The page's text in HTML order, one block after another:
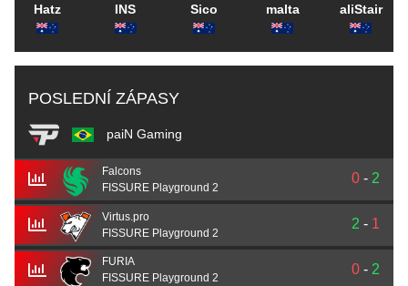
Hatz INS Sico malta aliStair
POSLEDNÍ ZÁPASY
paiN Gaming
Falcons
FISSURE Playground 2
0 - 2
Virtus.pro
FISSURE Playground 2
2 - 1
FURIA
FISSURE Playground 2
0 - 2